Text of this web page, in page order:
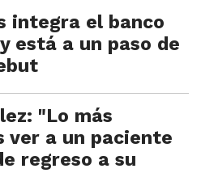
integra el banco
está a un paso de
"Lo más
a un paciente
regreso a su